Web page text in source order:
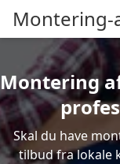
Montering-
Montering
Skal du have
tilbud fra lokale